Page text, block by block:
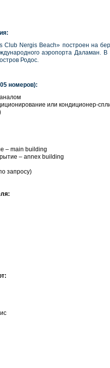
Club Nergis Beach» построен на
аэропорта Даламан.
Родос.
номеров):
или кондиционер-
– main building
– annex building
запросу)